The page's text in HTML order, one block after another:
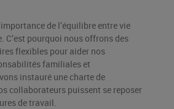
de l’équilibre entre vie
C’est pourquoi nous offrons des
flexibles pour aider nos
familiales et
instauré une charte de
collaborateurs puissent se reposer
de travail.